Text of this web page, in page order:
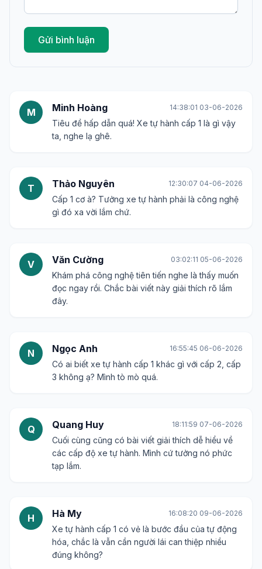
Gửi bình luận
M Minh Hoàng 14:38:01 03-06-2026
Tiêu đề hấp dẫn quá! Xe tự hành cấp 1 là gì vậy
ta, nghe lạ ghê.
T Thảo Nguyên 12:30:07 04-06-2026
Cấp 1 cơ à? Tưởng xe tự hành phải là công nghệ
gì đó xa vời lắm chứ.
V Văn Cường 03:02:11 05-06-2026
Khám phá công nghệ tiên tiến nghe là thấy muốn
đọc ngay rồi. Chắc bài viết này giải thích rõ lắm
đây.
N Ngọc Anh 16:55:45 06-06-2026
Có ai biết xe tự hành cấp 1 khác gì với cấp 2, cấp
3 không ạ? Mình tò mò quá.
Q Quang Huy 18:11:59 07-06-2026
Cuối cùng cũng có bài viết giải thích dễ hiểu về
các cấp độ xe tự hành. Mình cứ tưởng nó phức
tạp lắm.
H Hà My 16:08:20 09-06-2026
Xe tự hành cấp 1 có vẻ là bước đầu của tự động
hóa, chắc là vẫn cần người lái can thiệp nhiều
đúng không?